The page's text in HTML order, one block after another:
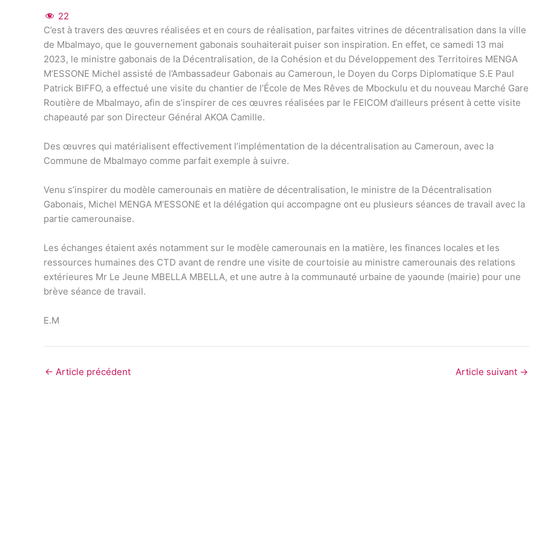
22
C’est à travers des œuvres réalisées et en cours de réalisation, parfaites vitrines de décentralisation dans la ville
de Mbalmayo, que le gouvernement gabonais souhaiterait puiser son inspiration. En effet, ce samedi 13 mai
2023, le ministre gabonais de la Décentralisation, de la Cohésion et du Développement des Territoires MENGA
M’ESSONE Michel assisté de l’Ambassadeur Gabonais au Cameroun, le Doyen du Corps Diplomatique S.E Paul
Patrick BIFFO, a effectué une visite du chantier de l’École de Mes Rêves de Mbockulu et du nouveau Marché Gare
Routière de Mbalmayo, afin de s’inspirer de ces œuvres réalisées par le FEICOM d’ailleurs présent à cette visite
chapeauté par son Directeur Général AKOA Camille.
Des œuvres qui matérialisent effectivement l’implémentation de la décentralisation au Cameroun, avec la
Commune de Mbalmayo comme parfait exemple à suivre.
Venu s’inspirer du modèle camerounais en matière de décentralisation, le ministre de la Décentralisation
Gabonais, Michel MENGA M’ESSONE et la délégation qui accompagne ont eu plusieurs séances de travail avec la
partie camerounaise.
Les échanges étaient axés notamment sur le modèle camerounais en la matière, les finances locales et les
ressources humaines des CTD avant de rendre une visite de courtoisie au ministre camerounais des relations
extérieures Mr Le Jeune MBELLA MBELLA, et une autre à la communauté urbaine de yaounde (mairie) pour une
brève séance de travail.
E.M
← Article précédent Article suivant →